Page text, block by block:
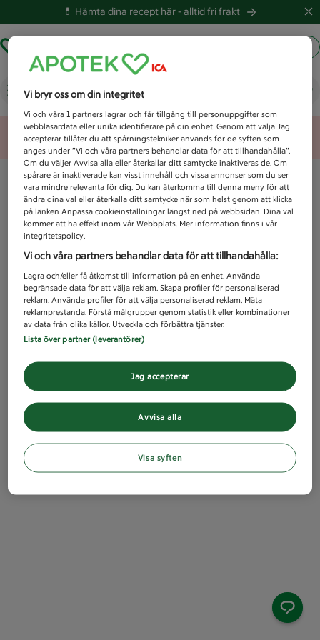
💊 Hämta dina recept här -alltid fri frakt
Vad letar du efter idag?
Unknown error
Vi bryr oss om din integritet
Vi och våra1 partners lagrar och får tillgång till personuppgifter som
webbläsardata eller unika identifierare på din enhet. Genom att välja Jag
accepterar tillåter du att spårningstekniker används för de syften som
anges under ”Vi och våra partners behandlar data för att tillhandahålla”.
Om du väljer Avvisa alla eller återkallar ditt samtycke inaktiveras de. Om
spårare är inaktiverade kan visst innehåll och vissa annonser som du ser
vara mindre relevanta för dig. Du kan återkomma till denna meny för att
ändra dina val eller återkalla ditt samtycke när som helst genom att klicka
på länken Anpassa cookieinställningar längst ned på webbsidan. Dina val
kommer att ha effekt inom vår Webbplats. Mer information finns i vår
integritetspolicy.
Vi och våra partners behandlar data för att tillhandahålla:
Lagra och/eller få åtkomst till information på en enhet. Använda
begränsade data för att välja reklam. Skapa profiler för personaliserad
reklam. Använda profiler för att välja personaliserad reklam. Mäta
reklamprestanda. Förstå målgrupper genom statistik eller kombinationer
av data från olika källor. Utveckla och förbättra tjänster.
Lista över partner (leverantörer)
Avvisa alla
Jag accepterar
Visa syften